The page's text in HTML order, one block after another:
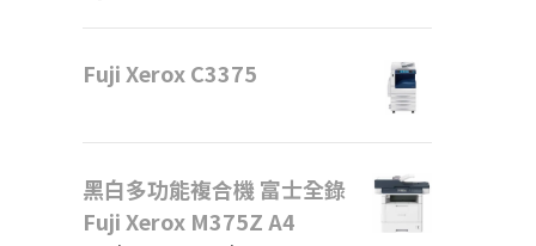
Fuji Xerox C3375
黑白多功能複合機 富士全錄
Fuji Xerox M375Z A4